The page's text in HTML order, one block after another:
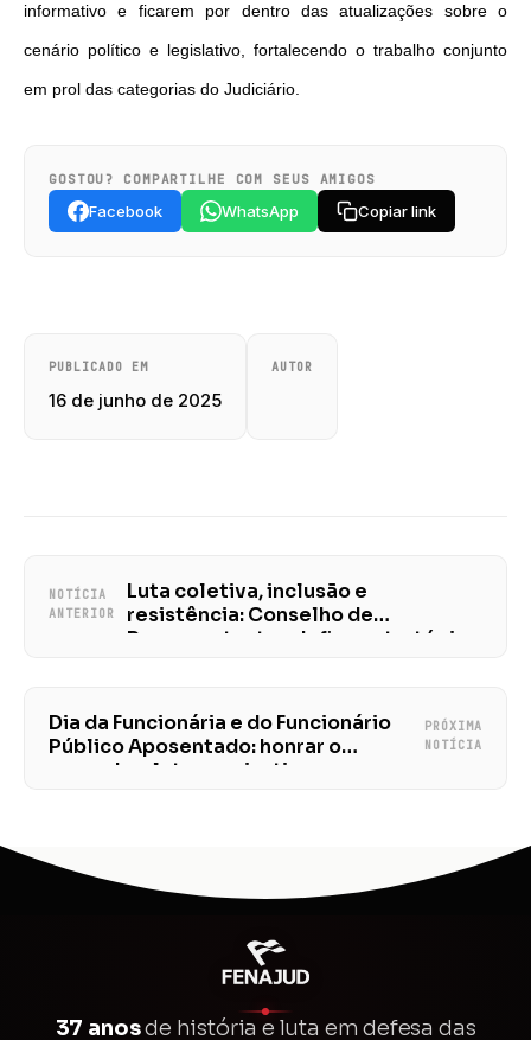
informativo e ficarem por dentro das atualizações sobre o
cenário político e legislativo, fortalecendo o trabalho conjunto
em prol das categorias do Judiciário.
GOSTOU? COMPARTILHE COM SEUS AMIGOS
Facebook WhatsApp Copiar link
PUBLICADO EM
16 de junho de 2025
AUTOR
NOTÍCIA
ANTERIOR
Luta coletiva, inclusão e
resistência: Conselho de
Representantes define estratégias
Dia da Funcionária e do Funcionário
Público Aposentado: honrar o
passado e lutar por justiça no
PRÓXIMA
NOTÍCIA
37 anosde história e luta em defesa das